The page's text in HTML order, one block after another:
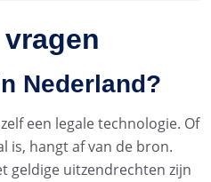
Nederland?
een legale technologie. Of
is, hangt af van de bron.
geldige uitzendrechten zijn